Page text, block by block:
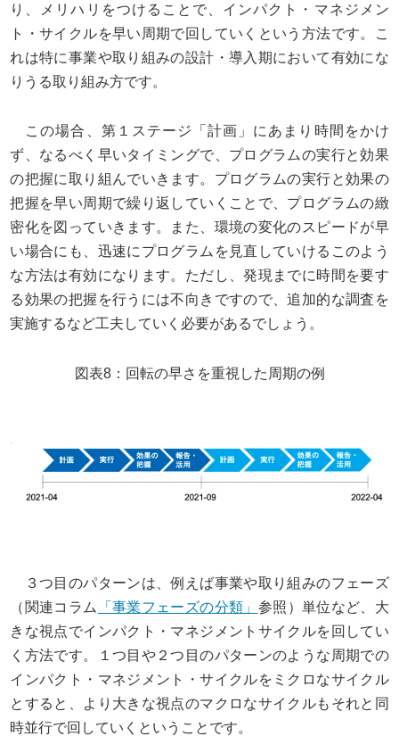
り、メリハリをつけることで、インパクト・マネジメン
ト・サイクルを早い周期で回していくという方法です。こ
れは特に事業や取り組みの設計・導入期において有効にな
りうる取り組み方です。
この場合、第１ステージ「計画」にあまり時間をかけ
ず、なるべく早いタイミングで、プログラムの実行と効果
の把握に取り組んでいきます。プログラムの実行と効果の
把握を早い周期で繰り返していくことで、プログラムの緻
密化を図っていきます。また、環境の変化のスピードが早
い場合にも、迅速にプログラムを見直していけるこのよう
な方法は有効になります。ただし、発現までに時間を要す
る効果の把握を行うには不向きですので、追加的な調査を
実施するなど工夫していく必要があるでしょう。
図表8：回転の早さを重視した周期の例
３つ目のパターンは、例えば事業や取り組みのフェーズ
（関連コラム
「事業フェーズの分類」 参照）単位など、大
きな視点でインパクト・マネジメントサイクルを回してい
く方法です。１つ目や２つ目のパターンのような周期での
インパクト・マネジメント・サイクルをミクロなサイクル
とすると、より大きな視点のマクロなサイクルもそれと同
時並行で回していくということです。